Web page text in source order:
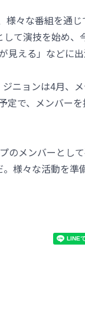
様々な番組を通
て演技を始め、
える」などに出
ニョンは4月、
定で、メンバー
のメンバーとし
様々な活動を準